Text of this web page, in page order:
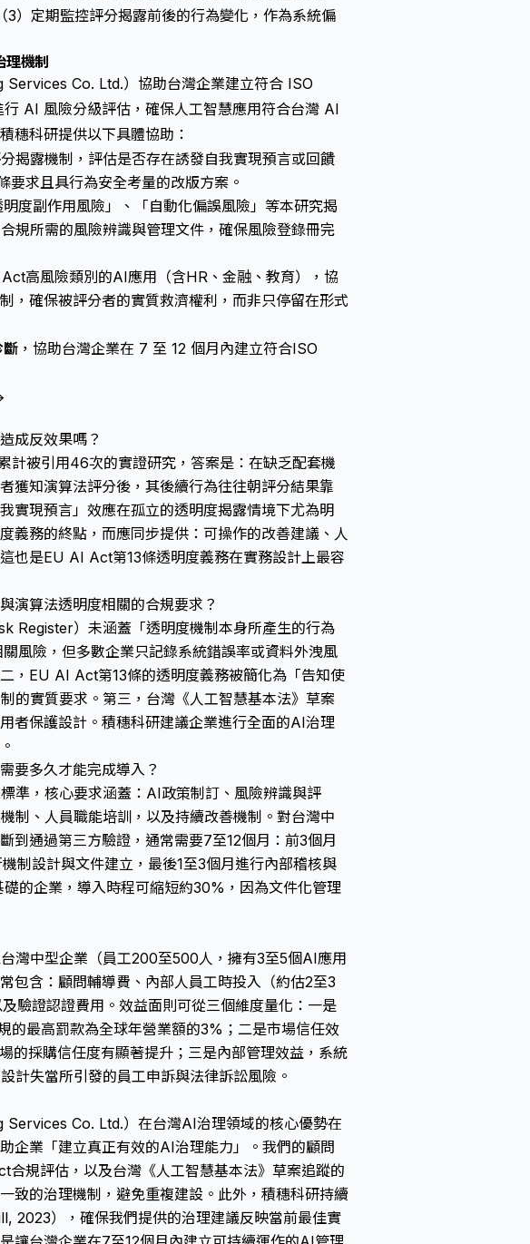
）定期監控評分揭露前後的行為變化，作為系統偏
理機制
Co. Ltd.）協助台灣企業建立符合 ISO
AI 風險分級評估，確保人工智慧應用符合台灣 AI
穗科研提供以下具體協助：
揭露機制，評估是否存在誘發自我實現預言或回饋
求且具行為安全考量的改版方案。
度副作用風險」、「自動化偏誤風險」等本研究揭
規所需的風險辨識與管理文件，確保風險登錄冊完
高風險類別的AI應用（含HR、金融、教育），協
，確保被評分者的實質救濟權利，而非只停留在形式
斷 ，協助台灣企業在 7 至 12 個月內建立符合ISO
成反效果嗎？
被引用46次的實證研究，答案是：在缺乏配套機
獲知演算法評分後，其後續行為往往朝評分結果靠
實現預言」效應在孤立的透明度揭露情境下尤為明
義務的終點，而應同步提供：可操作的改善建議、人
也是EU AI Act第13條透明度義務在實務設計上最容
演算法透明度相關的合規要求？
Register）未涵蓋「透明度機制本身所產生的行為
風險，但多數企業只記錄系統錯誤率或資料外洩風
，EU AI Act第13條的透明度義務被簡化為「告知使
的實質要求。第三，台灣《人工智慧基本法》草案
者保護設計。積穗科研建議企業進行全面的AI治理
要多久才能完成導入？
準，核心要求涵蓋：AI政策制訂、風險辨識與評
制、人員職能培訓，以及持續改善機制。對台灣中
到通過第三方驗證，通常需要7至12個月：前3個月
制設計與文件建立，最後1至3個月進行內部稽核與
的企業，導入時程可縮短約30%，因為文件化管理
灣中型企業（員工200至500人，擁有3至5個AI應用
包含：顧問輔導費、內部人員工時投入（約估2至3
驗證認證費用。效益面則可從三個維度量化：一是
最高罰款為全球年營業額的3%；二是市場信任效
的採購信任度有顯著提升；三是內部管理效益，系統
計失當所引發的員工申訴與法律訴訟風險。
Co. Ltd.）在台灣AI治理領域的核心優勢在
企業「建立真正有效的AI治理能力」。我們的顧問
規評估，以及台灣《人工智慧基本法》草案追蹤的
致的治理機制，避免重複建設。此外，積穗科研持續
2023），確保我們提供的治理建議反映當前最佳實